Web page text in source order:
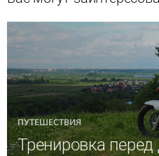
ПУТЕШЕСТВИЯ
Тренировка